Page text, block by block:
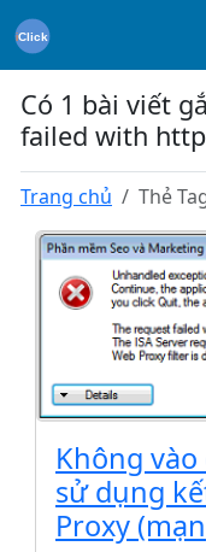
Có 1 bài viết
failed with
Trang chủ Thẻ
Không
sử dụng
Proxy